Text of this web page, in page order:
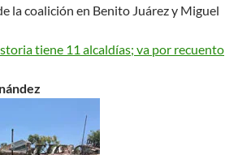
la coalición en Benito Juárez y Miguel
tiene 11 alcaldías; va por recuento